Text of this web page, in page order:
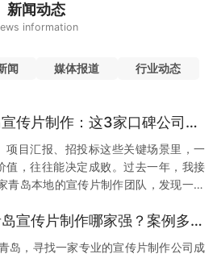
新闻动态
information
闻 媒体报道 行业动态
2026青岛宣传片制作：这3家口碑公司为何值得托付
项目汇报、招投标这些关键场景里，一
值，往往能决定成败。过去一年，我接
青岛本地的宣传片制作团队，发现一个
。今天，我就结合真实经历和行业数
草木文化：本地政企项目里的“定海神
2026年青岛宣传片制作哪家强？案例多到让你目不暇接
岛，寻找一家专业的宣传片制作公司成